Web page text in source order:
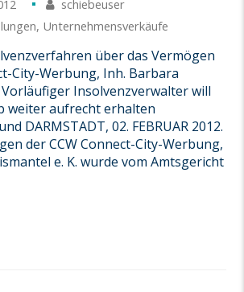
schiebeuser
, Unternehmensverkäufe
über das Vermögen
City-Werbung, Inh. Barbara
Vorläufiger Insolvenzverwalter will
weiter aufrecht erhalten
DARMSTADT, 02. FEBRUAR 2012.
der CCW Connect-City-Werbung,
e. K. wurde vom Amtsgericht